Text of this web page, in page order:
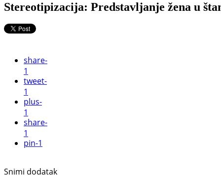
Stereotipizacija: Predstavljanje žena u
share-
1
tweet-
1
plus-
1
share-
1
pin-1
Snimi dodatak